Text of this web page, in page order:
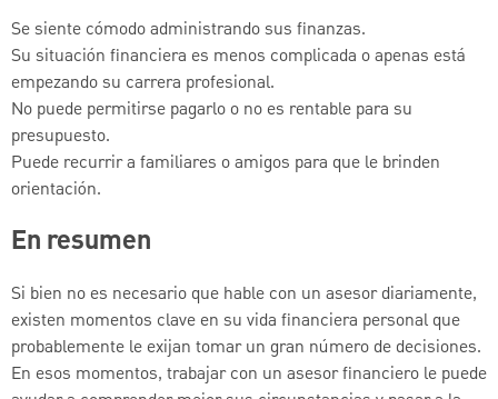
Se siente cómodo administrando sus finanzas.
Su situación financiera es menos complicada o apenas está
empezando su carrera profesional.
No puede permitirse pagarlo o no es rentable para su
presupuesto.
Puede recurrir a familiares o amigos para que le brinden
orientación.
En resumen
Si bien no es necesario que hable con un asesor diariamente,
existen momentos clave en su vida financiera personal que
probablemente le exijan tomar un gran número de decisiones.
En esos momentos, trabajar con un asesor financiero le puede